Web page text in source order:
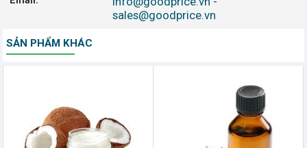
sales@goodprice.vn
SẢN PHẨM KHÁC